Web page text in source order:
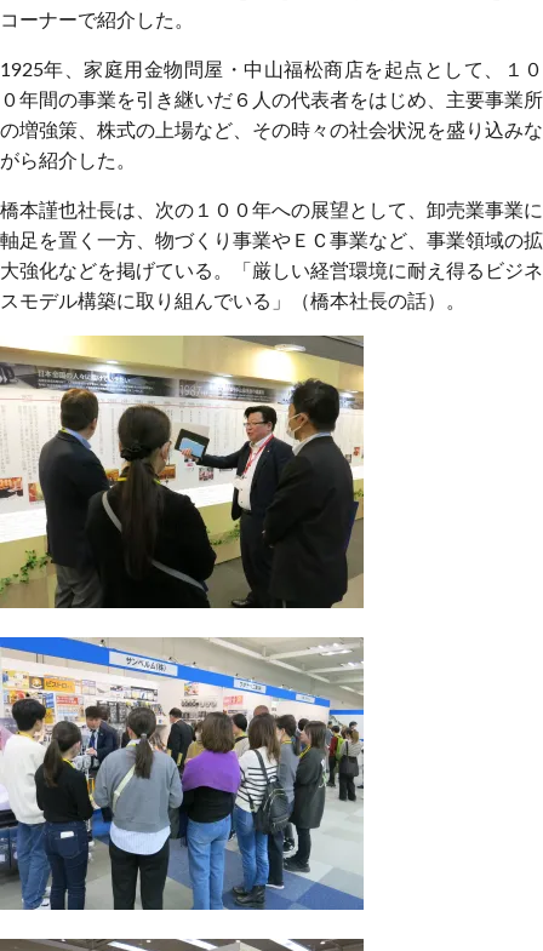
コーナーで紹介した。
1925年、家庭用金物問屋・中山福松商店を起点として、１０
０年間の事業を引き継いだ６人の代表者をはじめ、主要事業所
の増強策、株式の上場など、その時々の社会状況を盛り込みな
がら紹介した。
橋本謹也社長は、次の１００年への展望として、卸売業事業に
軸足を置く一方、物づくり事業やＥＣ事業など、事業領域の拡
大強化などを掲げている。「厳しい経営環境に耐え得るビジネ
スモデル構築に取り組んでいる」（橋本社長の話）。